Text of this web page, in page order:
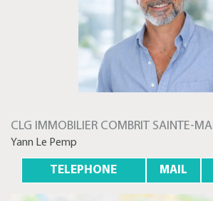
CLG IMMOBILIER COMBRIT SAINTE-
Yann Le Pemp
TELEPHONE MAIL